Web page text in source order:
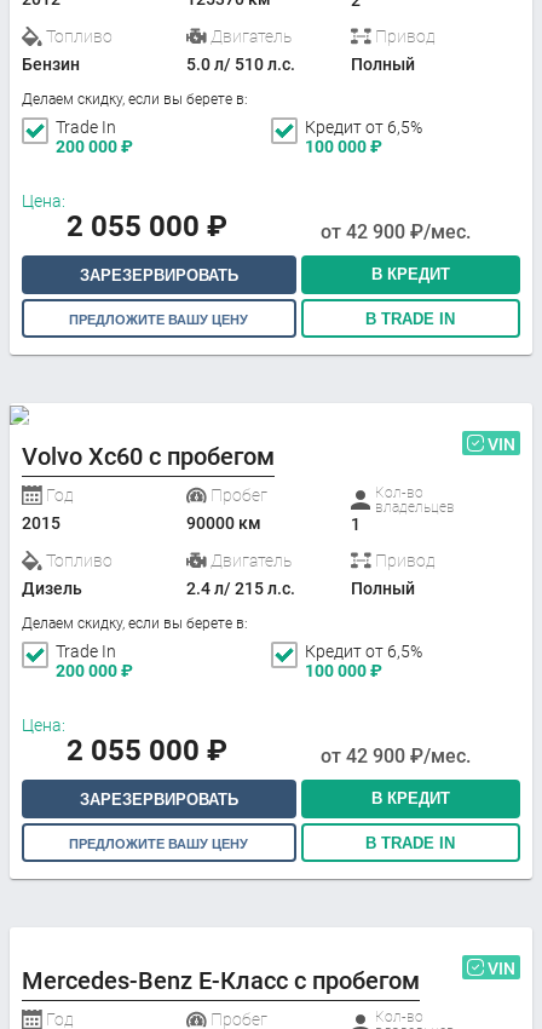
Топливо
Бензин
Двигатель
5.0 л/ 510 л.с.
Привод
Полный
Делаем скидку, если вы берете в:
Trade In
200 000₽
Кредит от 6,5%
100 000₽
Цена:
2 055 000 ₽ от 42 900 ₽/мес.
ЗАРЕЗЕРВИРОВАТЬ В КРЕДИТ
ПРЕДЛОЖИТЕ ВАШУ ЦЕНУ В TRADE IN
Volvo Xc60 с пробегом VIN
Год
2015
Пробег
90000 км
Кол-во
владельцев
1
Топливо
Дизель
Двигатель
2.4 л/ 215 л.с.
Привод
Полный
Делаем скидку, если вы берете в:
Trade In
200 000₽
Кредит от 6,5%
100 000₽
Цена:
2 055 000 ₽ от 42 900 ₽/мес.
ЗАРЕЗЕРВИРОВАТЬ В КРЕДИТ
ПРЕДЛОЖИТЕ ВАШУ ЦЕНУ В TRADE IN
Mercedes-Benz E-Класс с пробегом VIN
Год Пробег
Кол-во